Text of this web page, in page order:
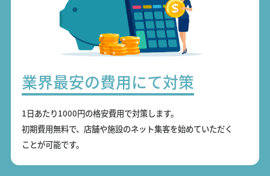
業界最安の費用にて対策
1日あたり1000円の格安費用で対策します。
初期費用無料で、店舗や施設のネット集客を始めていただく
ことが可能です。